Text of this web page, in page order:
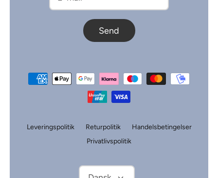
Send
Leveringspolitik Returpolitik
Handelsbetingelser
Privatlivspolitik
Sprog